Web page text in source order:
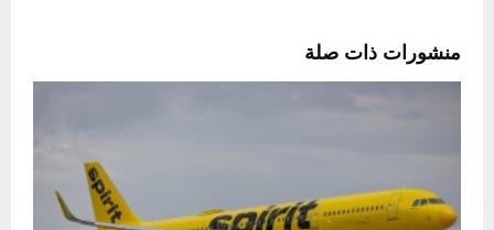
منشورات ذات صلة